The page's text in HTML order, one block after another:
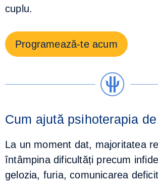
cuplu.
Programează-te acum
Cum ajută psihoterapia
La un moment dat, majoritatea
întâmpina dificultăți precum
gelozia, furia, comunicarea